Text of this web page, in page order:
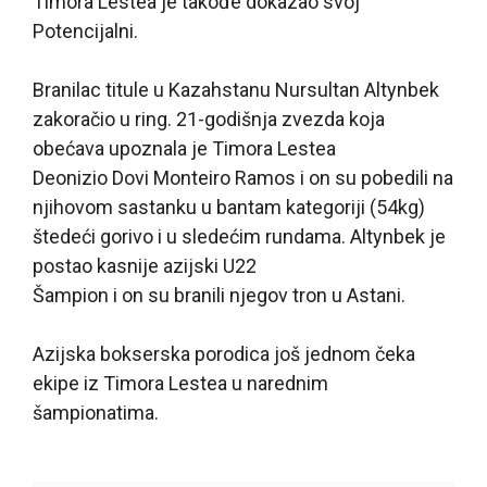
Potencijalni.
Branilac titule u Kazahstanu Nursultan Altynbek
zakoračio u ring. 21-godišnja zvezda koja
obećava upoznala je Timora Lestea
Deonizio Dovi Monteiro Ramos i on su pobedili na
njihovom sastanku u bantam kategoriji (54kg)
štedeći gorivo i u sledećim rundama. Altynbek je
postao kasnije azijski U22
Šampion i on su branili njegov tron u Astani.
Azijska bokserska porodica još jednom čeka
ekipe iz Timora Lestea u narednim
šampionatima.